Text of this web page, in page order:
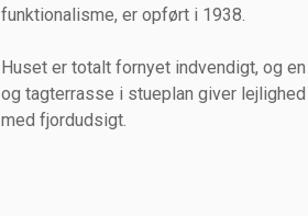
funktionalisme, er opført i 1938.
Huset er totalt fornyet indvendigt, og en
og tagterrasse i stueplan giver
med fjordudsigt.